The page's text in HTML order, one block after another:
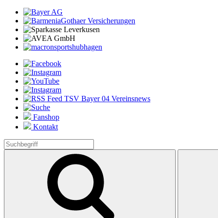
Fanshop
Kontakt